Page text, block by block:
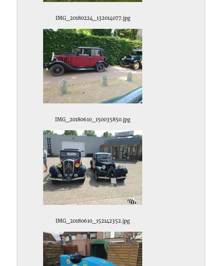
IMG_20180224_132014077.jpg
IMG_20180610_150035850.jpg
IMG_20180610_152142352.jpg